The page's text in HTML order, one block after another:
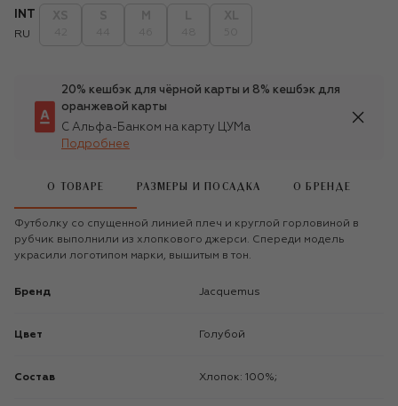
INT
RU
20% кешбэк для чёрной карты и 8% кешбэк для
оранжевой карты
С Альфа-Банком на карту ЦУМа
Подробнее
О ТОВАРЕ РАЗМЕРЫ И ПОСАДКА О БРЕНДЕ
Футболку со спущенной линией плеч и круглой горловиной в
рубчик выполнили из хлопкового джерси. Спереди модель
украсили логотипом марки, вышитым в тон.
Бренд Jacquemus
Цвет Голубой
Состав Хлопок: 100%;